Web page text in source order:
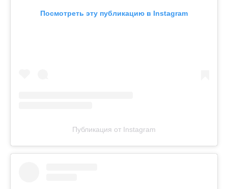
Посмотреть эту публикацию в Instagram
Публикация от Instagram